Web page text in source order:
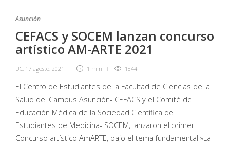
Asunción
CEFACS y SOCEM lanzan concurso
artístico AM-ARTE 2021
UC, 17 agosto, 2021 1 min 1844
El Centro de Estudiantes de la Facultad de Ciencias de la
Salud del Campus Asunción- CEFACS y el Comité de
Educación Médica de la Sociedad Científica de
Estudiantes de Medicina- SOCEM, lanzaron el primer
Concurso artístico AmARTE, bajo el tema fundamental »La